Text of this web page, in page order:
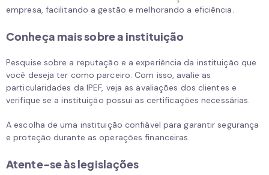
empresa, facilitando a gestão e melhorando a eficiência.
Conheça mais sobre a instituição
Pesquise sobre a reputação e a experiência da instituição que
você deseja ter como parceiro. Com isso, avalie as
particularidades da IPEF, veja as avaliações dos clientes e
verifique se a instituição possui as certificações necessárias.
A escolha de uma instituição confiável para garantir segurança
e proteção durante as operações financeiras.
Atente-se às legislações